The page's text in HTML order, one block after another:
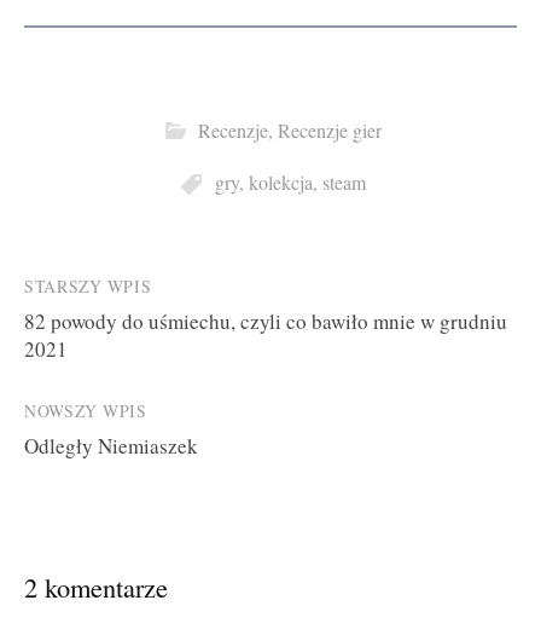
Recenzje, Recenzje gier
gry, kolekcja, steam
Post
navigation
STARSZY WPIS
82 powody do uśmiechu, czyli co bawiło mnie w grudniu
2021
NOWSZY WPIS
Odległy Niemiaszek
2 komentarze